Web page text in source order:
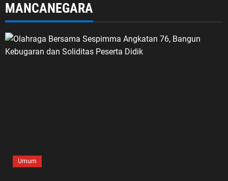
MANCANEGARA
Umum